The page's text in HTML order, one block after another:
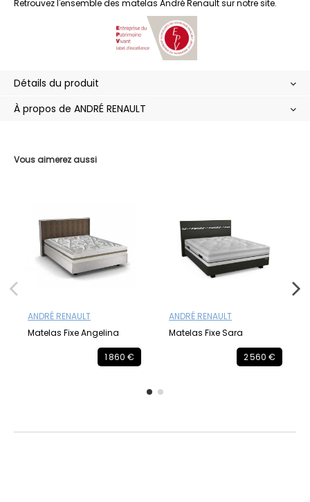
Vous aimerez aussi
ANDRÉ RENAULT
Matelas Fixe Angelina
1 860 €
ANDRÉ RENAULT
Matelas Fixe Sara
2 560 €
Retrouvez l'ensemble des matelas André Renaultsur notre site.
Détails du produit
À propos de ANDRÉ RENAULT